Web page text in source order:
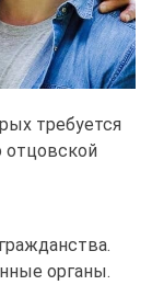
требуется
отцовской
органы.